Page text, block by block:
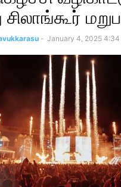
சிலாங்கூர்
- January 4, 2025 4:34